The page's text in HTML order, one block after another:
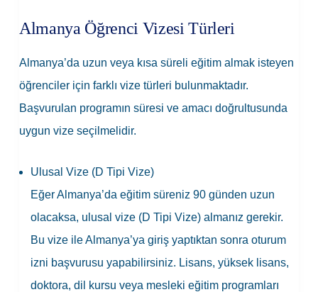
Almanya Öğrenci Vizesi Türleri
Almanya’da uzun veya kısa süreli eğitim almak isteyen
öğrenciler için farklı vize türleri bulunmaktadır.
Başvurulan programın süresi ve amacı doğrultusunda
uygun vize seçilmelidir.
Ulusal Vize (D Tipi Vize)
Eğer Almanya’da eğitim süreniz 90 günden uzun
olacaksa, ulusal vize (D Tipi Vize) almanız gerekir.
Bu vize ile Almanya’ya giriş yaptıktan sonra oturum
izni başvurusu yapabilirsiniz. Lisans, yüksek lisans,
doktora, dil kursu veya mesleki eğitim programları